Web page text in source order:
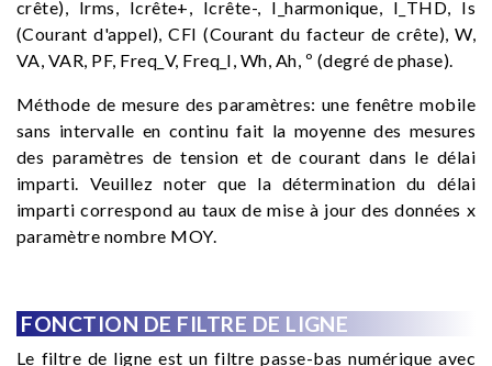
crête), Irms, Icrête+, Icrête-, I_harmonique, I_THD, Is
(Courant d'appel), CFI (Courant du facteur de crête), W,
VA, VAR, PF, Freq_V, Freq_I, Wh, Ah, º (degré de phase).
Méthode de mesure des paramètres: une fenêtre mobile
sans intervalle en continu fait la moyenne des mesures
des paramètres de tension et de courant dans le délai
imparti. Veuillez noter que la détermination du délai
imparti correspond au taux de mise à jour des données x
paramètre nombre MOY.
FONCTION DE FILTRE DE LIGNE
Le filtre de ligne est un filtre passe-bas numérique avec